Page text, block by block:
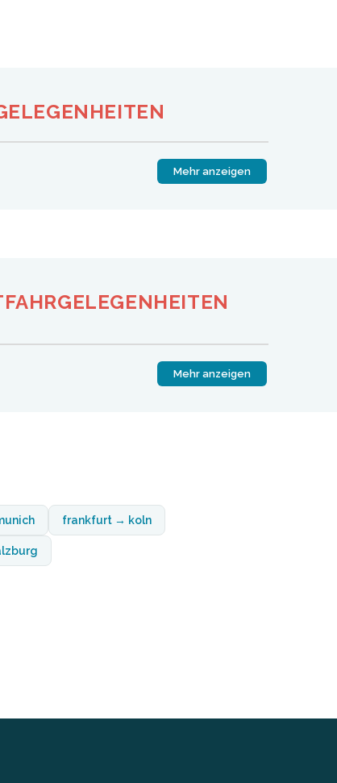
Mehr anzeigen
Mehr anzeigen
frankfurt → koln